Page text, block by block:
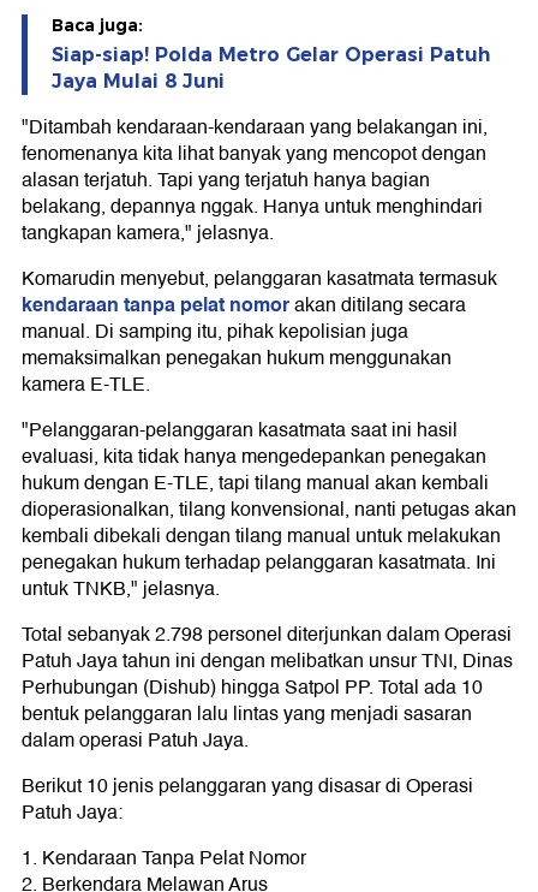
Baca juga:
Siap-siap! Polda Metro Gelar Operasi Patuh
Jaya Mulai 8 Juni
"Ditambah kendaraan-kendaraan yang belakangan ini,
fenomenanya kita lihat banyak yang mencopot dengan
alasan terjatuh. Tapi yang terjatuh hanya bagian
belakang, depannya nggak. Hanya untuk menghindari
tangkapan kamera," jelasnya.
Komarudin menyebut, pelanggaran kasatmata termasuk
kendaraan tanpa pelat nomorakan ditilang secara
manual. Di samping itu, pihak kepolisian juga
memaksimalkan penegakan hukum menggunakan
kamera E-TLE.
"Pelanggaran-pelanggaran kasatmata saat ini hasil
evaluasi, kita tidak hanya mengedepankan penegakan
hukum dengan E-TLE, tapi tilang manual akan kembali
dioperasionalkan, tilang konvensional, nanti petugas akan
kembali dibekali dengan tilang manual untuk melakukan
penegakan hukum terhadap pelanggaran kasatmata. Ini
untuk TNKB," jelasnya.
Total sebanyak 2.798 personel diterjunkan dalam Operasi
Patuh Jaya tahun ini dengan melibatkan unsur TNI, Dinas
Perhubungan (Dishub) hingga Satpol PP. Total ada 10
bentuk pelanggaran lalu lintas yang menjadi sasaran
dalam operasi Patuh Jaya.
Berikut 10 jenis pelanggaran yang disasar di Operasi
Patuh Jaya:
1. Kendaraan Tanpa Pelat Nomor
2. Berkendara Melawan Arus